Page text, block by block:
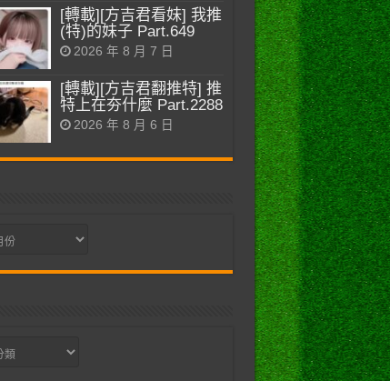
[轉載][方吉君看妹] 我推
(特)的妹子 Part.649
2026 年 8 月 7 日
[轉載][方吉君翻推特] 推
特上在夯什麼 Part.2288
2026 年 8 月 6 日